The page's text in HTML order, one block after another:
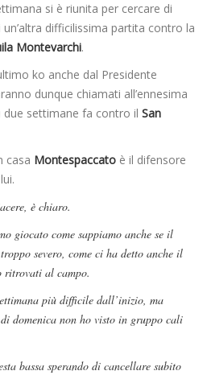
si è riunita per cercare di
difficilissima partita contro la
Montevarchi.
ko anche dal Presidente
dunque chiamati all’ennesima
settimane fa contro il San
casa Montespaccato è il difensore
è chiaro.
giocato come sappiamo anche se il
severo, come ci ha detto anche il
ritrovati al campo.
più difficile dall’inizio, ma
domenica non ho visto in gruppo cali
bassa sperando di cancellare subito